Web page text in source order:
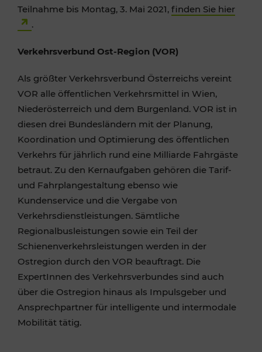
Teilnahme bis Montag, 3. Mai 2021, finden Sie hier
.
Verkehrsverbund Ost-Region (VOR)
Als größter Verkehrsverbund Österreichs vereint
VOR alle öffentlichen Verkehrsmittel in Wien,
Niederösterreich und dem Burgenland. VOR ist in
diesen drei Bundesländern mit der Planung,
Koordination und Optimierung des öffentlichen
Verkehrs für jährlich rund eine Milliarde Fahrgäste
betraut. Zu den Kernaufgaben gehören die Tarif-
und Fahrplangestaltung ebenso wie
Kundenservice und die Vergabe von
Verkehrsdienstleistungen. Sämtliche
Regionalbusleistungen sowie ein Teil der
Schienenverkehrsleistungen werden in der
Ostregion durch den VOR beauftragt. Die
ExpertInnen des Verkehrsverbundes sind auch
über die Ostregion hinaus als Impulsgeber und
Ansprechpartner für intelligente und intermodale
Mobilität tätig.